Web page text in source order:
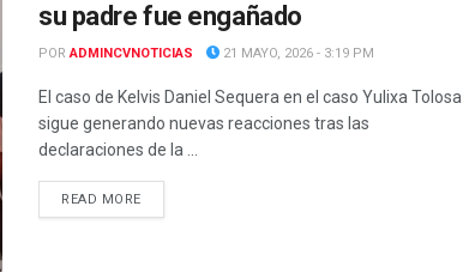
su padre fue engañado
POR ADMINCVNOTICIAS 21 MAYO, 2026 - 3:19 PM
El caso de Kelvis Daniel Sequera en el caso Yulixa Tolosa
sigue generando nuevas reacciones tras las
declaraciones de la ...
READ MORE